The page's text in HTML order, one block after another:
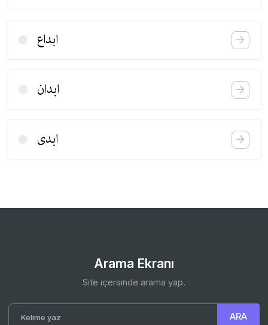
ابداع
ابدان
ابدی
Arama Ekranı
Site içersinde arama yap.